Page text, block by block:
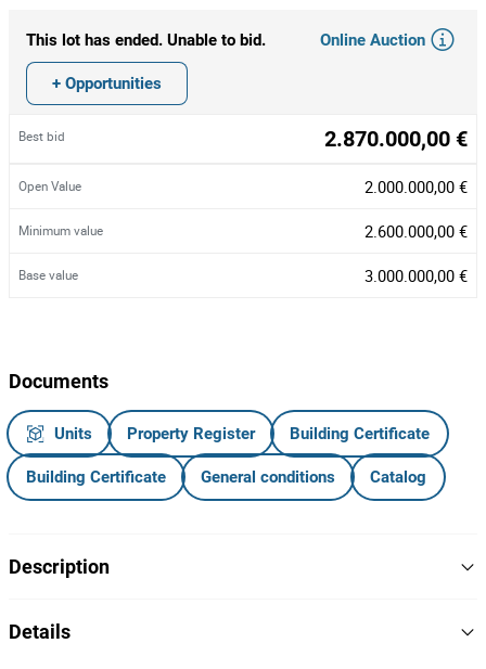
This lot has ended. Unable to bid. Online Auction
+ Opportunities
Best bid 2.870.000,00 €
Open Value 2.000.000,00 €
Minimum value 2.600.000,00 €
Base value 3.000.000,00 €
Documents
Units Property Register Building Certificate
Building Certificate General conditions Catalog
Description
Details